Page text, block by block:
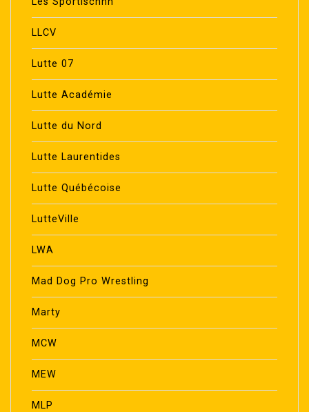
LLCV
Lutte 07
Lutte Académie
Lutte du Nord
Lutte Laurentides
Lutte Québécoise
LutteVille
LWA
Mad Dog Pro Wrestling
Marty
MCW
MEW
MLP